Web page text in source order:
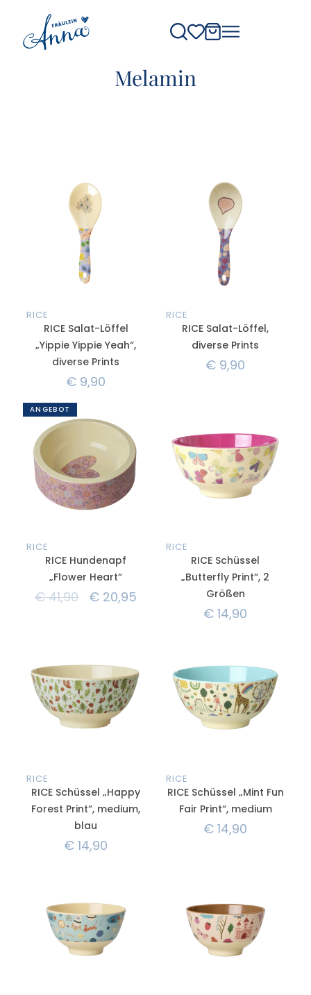
Melamin
RICE
RICE Salat-Löffel
„Yippie Yippie Yeah“,
diverse Prints
€ 9,90
RICE
RICE Salat-Löffel,
diverse Prints
€ 9,90
ANGEBOT
RICE
RICE Hundenapf
„Flower Heart“
€41,90 € 20,95
RICE
RICE Schüssel
„Butterfly Print“, 2
Größen
€ 14,90
RICE
RICE Schüssel „Happy
Forest Print“, medium,
blau
€ 14,90
RICE
RICE Schüssel „Mint Fun
Fair Print“, medium
€ 14,90